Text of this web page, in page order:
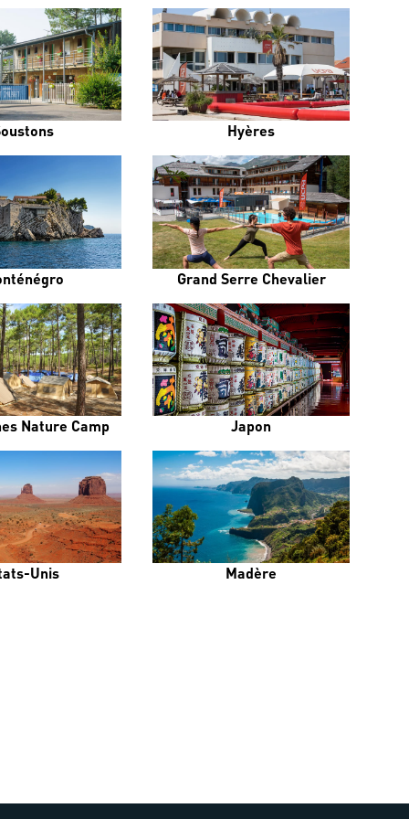
Hyères
Grand Serre Chevalier
Nature Camp Japon
Unis Madère